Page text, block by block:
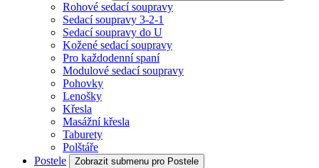
Rohové sedací soupravy
Sedací soupravy 3-2-1
Sedací soupravy do U
Kožené sedací soupravy
Pro každodenní spaní
Modulové sedací soupravy
Pohovky
Lenošky
Křesla
Masážní křesla
Taburety
Polštáře
Postele
Zobrazit submenu pro Postele